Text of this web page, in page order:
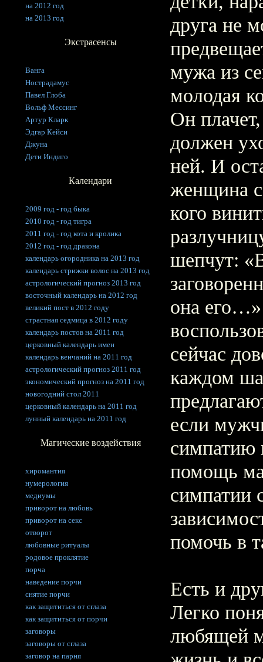
друга не
мужа из
молодая
Он
должен
ней. И
женщина с
кого
шепчут:
она
сейчас
каждом
если
симпатию
помощь
симпатии
помочь в
Есть и
Легко
любящей
на 2012 год
на 2013 год
Экстрасенсы
Ванга
Нострадамус
Павел Глоба
Вольф Мессинг
Артур Кларк
Эдгар Кейси
Джуна
Дети Индиго
Календари
2009 год - год быка
2010 год - год тигра
2011 год - год кота и кролика
2012 год - год дракона
календарь огородника на 2013 год
календарь стрижки волос на 2013 год
астрологический прогноз 2013 год
восточный календарь на 2012 год
великий пост в 2012 году
страстная седмица в 2012 году
календарь постов на 2011 год
церковный календарь имен
календарь венчаний на 2011 год
астрологический прогноз 2011 год
экономический прогноз на 2011 год
новогодний стол 2011
церковный календарь на 2011 год
лунный календарь на 2011 год
Магические воздействия
хиромантия
нумерология
медиумы
приворот на любовь
приворот на секс
отворот
любовные ритуалы
родовое проклятие
порча
наведение порчи
снятие порчи
как защититься от сглаза
как защититься от порчи
заговоры
заговоры от сглаза
заговор на парня